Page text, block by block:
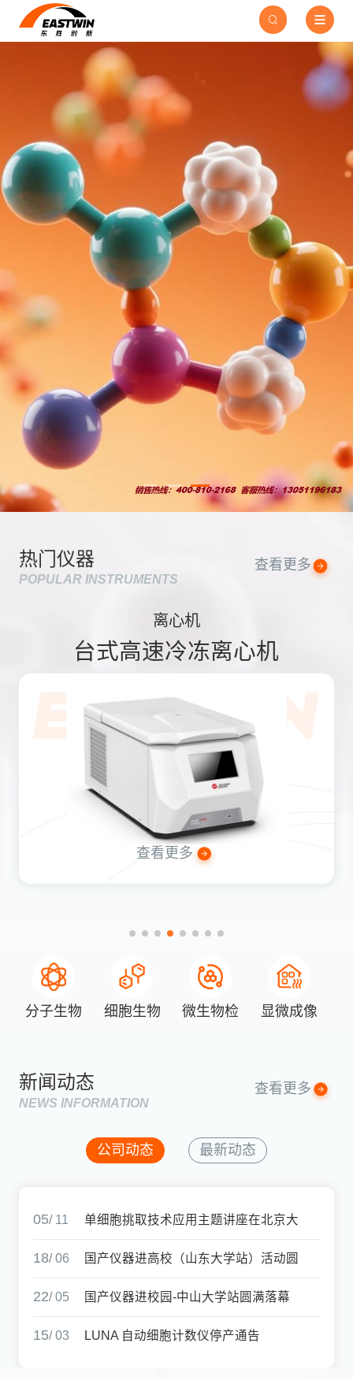
热门仪器
POPULAR INSTRUMENTS
查看更多
离心机
台式高速冷冻离心机
查看更多
分子生物
细胞生物
微生物检
显微成像
新闻动态
NEWS INFORMATION
查看更多
公司动态 最新动态
05/ 11 单细胞挑取技术应用主题讲座在北京大
学成功举办
18/ 06 国产仪器进高校（山东大学站）活动圆
满结束
22/ 05 国产仪器进校园-中山大学站圆满落幕
15/ 03 LUNA 自动细胞计数仪停产通告